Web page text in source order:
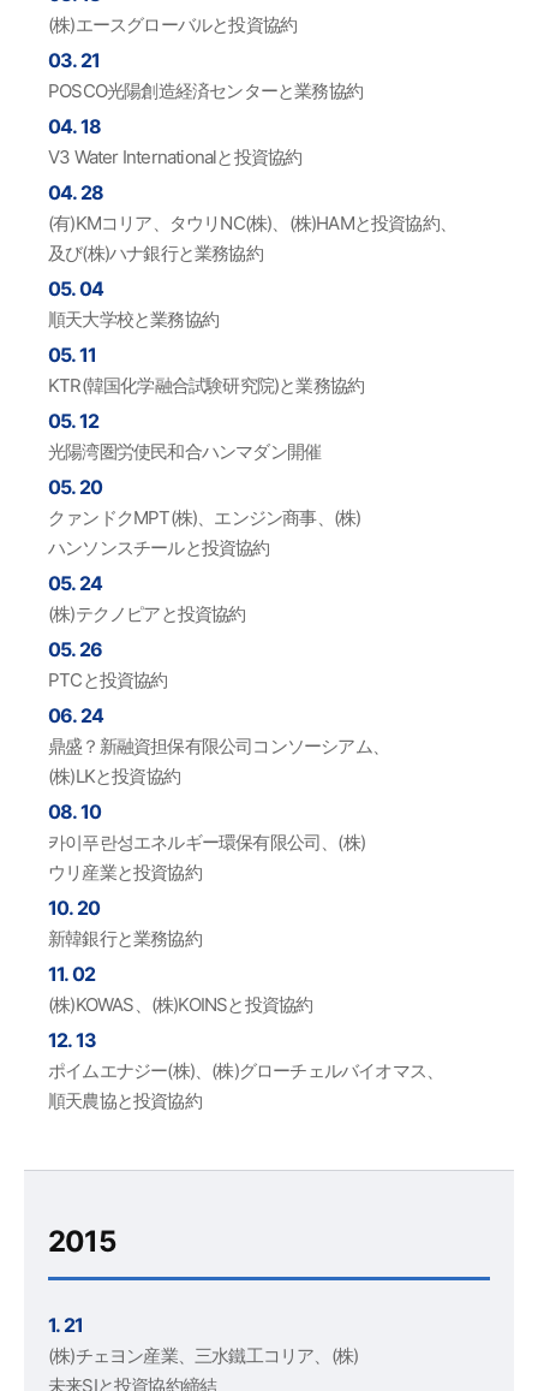
(株)エースグローバルと投資協約
03. 21
POSCO光陽創造経済センターと業務協約
04. 18
V3 Water Internationalと投資協約
04. 28
(有)KMコリア、タウリNC(株)、(株)HAMと投資協約、
及び(株)ハナ銀行と業務協約
05. 04
順天大学校と業務協約
05. 11
KTR(韓国化学融合試験研究院)と業務協約
05. 12
光陽湾圏労使民和合ハンマダン開催
05. 20
クァンドクMPT(株)、エンジン商事、(株)
ハンソンスチールと投資協約
05. 24
(株)テクノピアと投資協約
05. 26
PTCと投資協約
06. 24
鼎盛？新融資担保有限公司コンソーシアム、
(株)LKと投資協約
08. 10
카이푸란성エネルギー環保有限公司、(株)
ウリ産業と投資協約
10. 20
新韓銀行と業務協約
11. 02
(株)KOWAS、(株)KOINSと投資協約
12. 13
ポイムエナジー(株)、(株)グローチェルバイオマス、
順天農協と投資協約
2015
1. 21
(株)チェヨン産業、三水鐵工コリア、(株)
未来SIと投資協約締結